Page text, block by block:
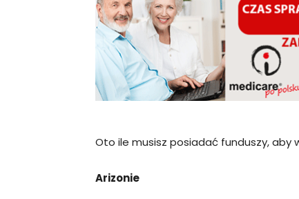
Oto ile musisz posiadać funduszy, aby
Arizonie